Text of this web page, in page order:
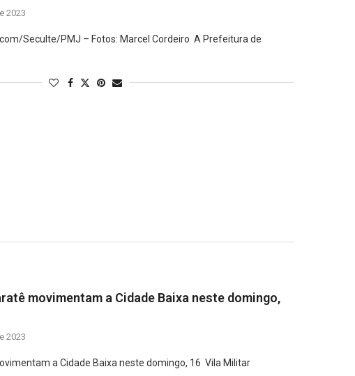
2023
Seculte/PMJ – Fotos: Marcel Cordeiro A Prefeitura de
movimentam a Cidade Baixa neste domingo,
2023
a Cidade Baixa neste domingo, 16 Vila Militar